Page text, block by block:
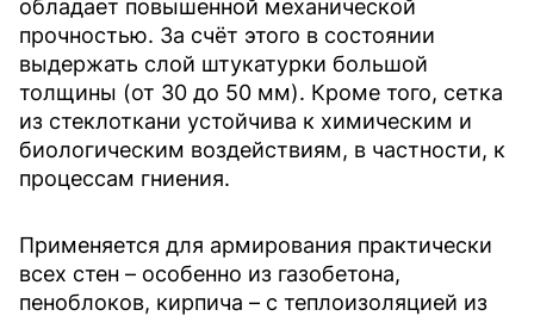
обладает повышенной механической
прочностью. За счёт этого в состоянии
выдержать слой штукатурки большой
толщины (от 30 до 50 мм). Кроме того, сетка
из стеклоткани устойчива к химическим и
биологическим воздействиям, в частности, к
процессам гниения.
Применяется для армирования практически
всех стен – особенно из газобетона,
пеноблоков, кирпича – с теплоизоляцией из